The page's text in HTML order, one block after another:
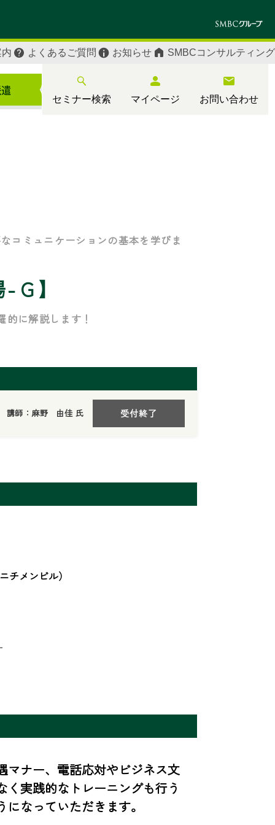
セミナー検索 マイページ お問い合わせ
よくあるご質問 お知らせ SMBCコンサルティング
コミュニケーションの基本を学びま
】
に解説します！
講師：麻野 由佳 氏 受付終了
メンビル）
マナー、電話応対やビジネス文
実践的なトレーニングも行う
なっていただきます。